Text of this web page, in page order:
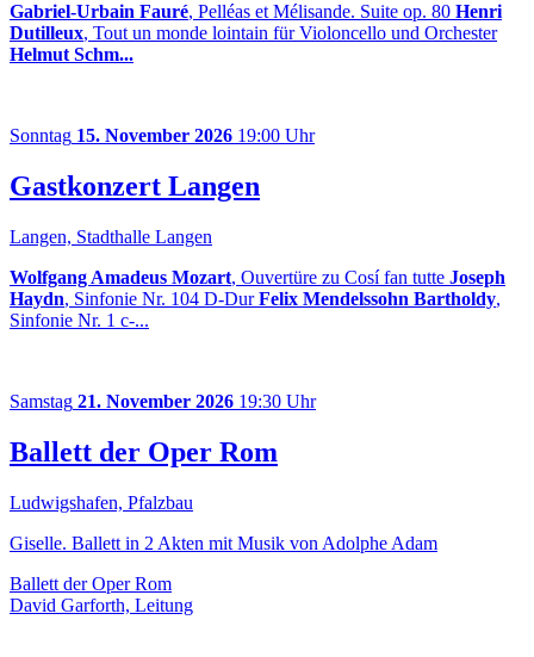
Gabriel-Urbain Fauré, Pelléas et Mélisande. Suite op. 80 Henri
Dutilleux, Tout un monde lointain für Violoncello und Orchester
Helmut Schm...
Sonntag 15. November 2026 19:00 Uhr
Gastkonzert Langen
Langen, Stadthalle Langen
Wolfgang Amadeus Mozart, Ouvertüre zu Cosí fan tutte Joseph
Haydn, Sinfonie Nr. 104 D-DurFelix Mendelssohn Bartholdy,
Sinfonie Nr. 1 c-...
Samstag 21. November 2026 19:30 Uhr
Ballett der Oper Rom
Ludwigshafen, Pfalzbau
Giselle. Ballett in 2 Akten mit Musik von Adolphe Adam
Ballett der Oper Rom
David Garforth, Leitung